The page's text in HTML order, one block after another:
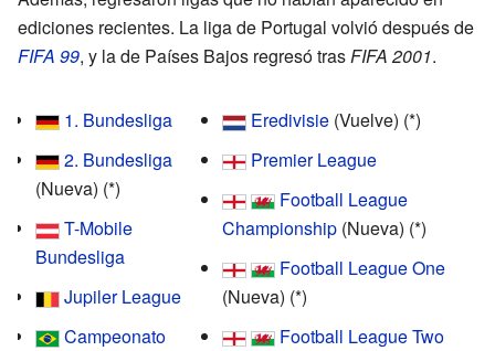
ediciones recientes. La liga de Portugal volvió después de
FIFA 99, y la de Países Bajos regresó trasFIFA 2001.
1. Bundesliga
2. Bundesliga
(Nueva) (*)
T-Mobile
Bundesliga
Jupiler League
Campeonato
Eredivisie (Vuelve) (*)
Premier League
Football League
Championship (Nueva) (*)
Football League One
(Nueva) (*)
Football League Two